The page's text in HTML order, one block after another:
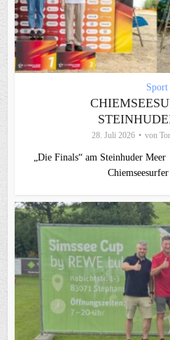
Sport
28. Juli 2026 von
„Die Finals“ am Steinhuder
Chiemseesurfer